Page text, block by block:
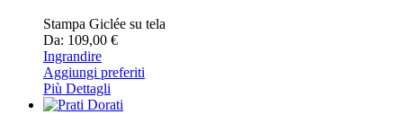
Stampa Giclée su tela
Da: 109,00 €
Ingrandire
Aggiungi preferiti
Più Dettagli